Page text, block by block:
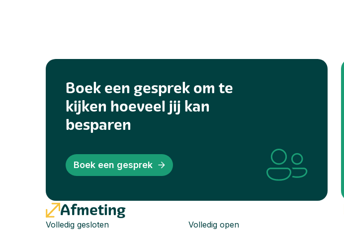
Boek een gesprek om te
kijken hoeveel jij kan
besparen
Boek een gesprek
Afmeting
Volledig gesloten Volledig open